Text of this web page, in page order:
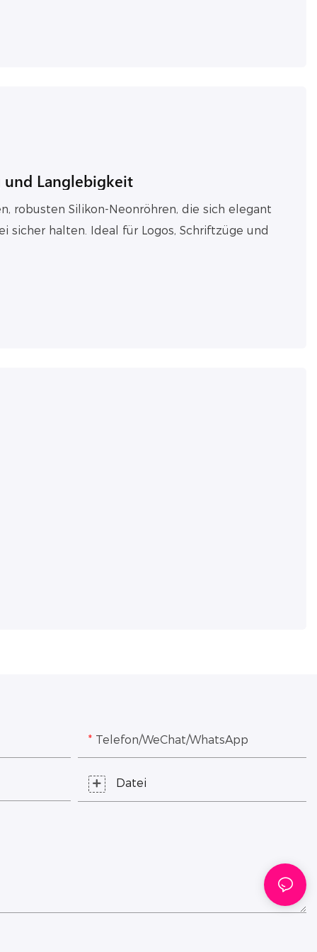
und Langlebigkeit
robusten Silikon-Neonröhren, die sich elegant
sicher halten. Ideal für Logos, Schriftzüge und
Telefon/WeChat/WhatsApp
Datei